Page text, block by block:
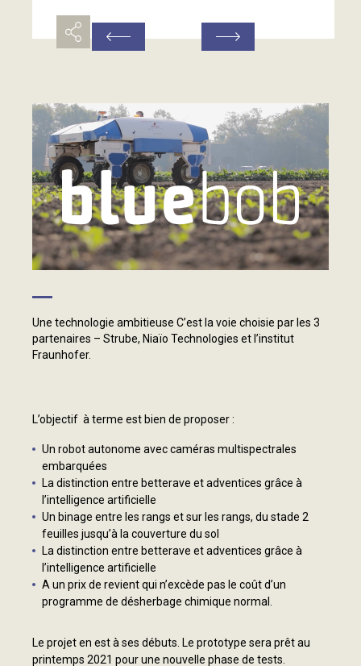
Une technologie ambitieuse C’est la voie choisie par les 3
partenaires – Strube, Niaïo Technologies et l’institut
Fraunhofer.
L’objectif à terme est bien de proposer :
Un robot autonome avec caméras multispectrales
embarquées
La distinction entre betterave et adventices grâce à
l’intelligence artificielle
Un binage entre les rangs et sur les rangs, du stade 2
feuilles jusqu’à la couverture du sol
La distinction entre betterave et adventices grâce à
l’intelligence artificielle
A un prix de revient qui n’excède pas le coût d’un
programme de désherbage chimique normal.
Le projet en est à ses débuts. Le prototype sera prêt au
printemps 2021 pour une nouvelle phase de tests.